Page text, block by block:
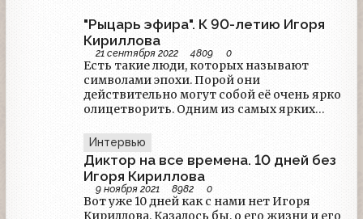
единственном из авторов, кого все
называют строго по имени и отчеству
даже в эфире. Потому что именно так
обращаются к старшему наставнику.
"Рыцарь эфира". К 90-летию Игоря
Кириллова
21 сентября 2022 4809 0
Есть такие люди, которых называют
символами эпохи. Порой они
действительно могут собой её очень ярко
олицетворить. Одним из самых ярких
телевидения, знаменитый ведущий
программы "Время".
Интервью
Диктор на все времена. 10 дней без
Игоря Кириллова
9 ноября 2021 8982 0
Вот уже 10 дней как с нами нет Игоря
Кириллова. Казалось бы, о его жизни и его